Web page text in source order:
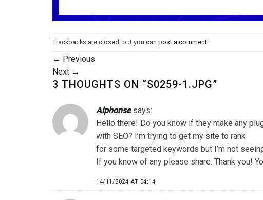
Trackbacks are closed, but you can post a comment
← Previous
Next →
3 THOUGHTS ON “S0259-1.JPG”
Alphonse says:
Hello there! Do you know if they make any
with SEO? I’m trying to get my site to rank
for some targeted keywords but I’m not
If you know of any please share. Thank you!
14/11/2024 AT 04:14